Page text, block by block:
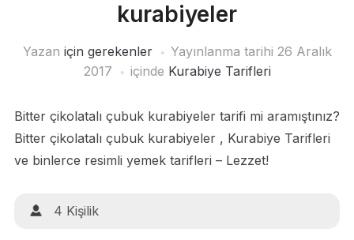
kurabiyeler
Yazan için gerekenler Yayınlanma tarihi 26 Aralık
2017
içinde Kurabiye Tarifleri
Bitter çikolatalı çubuk kurabiyeler tarifi mi aramıştınız?
Bitter çikolatalı çubuk kurabiyeler , Kurabiye Tarifleri
ve binlerce resimli yemek tarifleri – Lezzet!
4 Kişilik